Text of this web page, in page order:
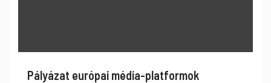
Pályázat európai média-platformok